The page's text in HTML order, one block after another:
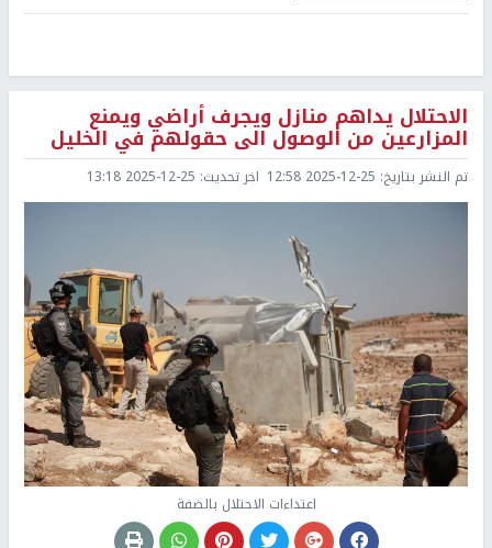
الاحتلال يداهم منازل ويجرف أراضي ويمنع
المزارعين من الوصول الى حقولهم في الخليل
تم النشر بتاريخ: 2025-12-25 12:58 اخر تحديث: 2025-12-25 13:18
اعتداءات الاحتلال بالضفة